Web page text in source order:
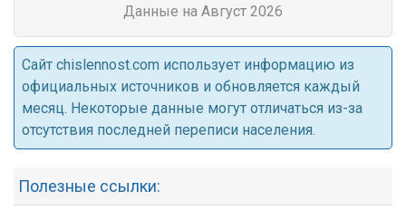
Данные на Август 2026
Cайт chislennost.com использует информацию из
официальных источников и обновляется каждый
месяц. Некоторые данные могут отличаться из-за
отсутствия последней переписи населения.
Полезные ссылки: